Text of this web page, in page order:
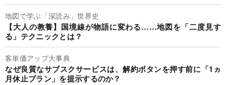
地図で学ぶ「深読み」世界史
【大人の教養】国境線が物語に変わる……地図を「二度見す
る」テクニックとは？
客単価アップ大事典
なぜ良質なサブスクサービスは、解約ボタンを押す前に「1ヵ
月休止プラン」を提示するのか？